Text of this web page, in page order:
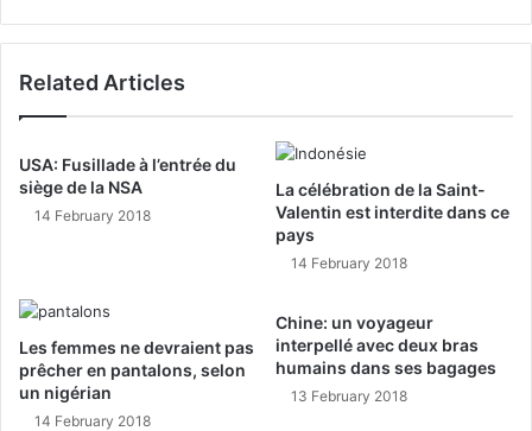
Related Articles
USA: Fusillade à l’entrée du
siège de la NSA
14 February 2018
La célébration de la Saint-
Valentin est interdite dans ce
pays
14 February 2018
Les femmes ne devraient pas
prêcher en pantalons, selon
un nigérian
14 February 2018
Chine: un voyageur
interpellé avec deux bras
humains dans ses bagages
13 February 2018